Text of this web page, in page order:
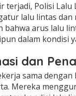
terjadi, Polisi
lalu lintas
bahwa arus lalu
dalam kondisi
dan
sama
Mereka